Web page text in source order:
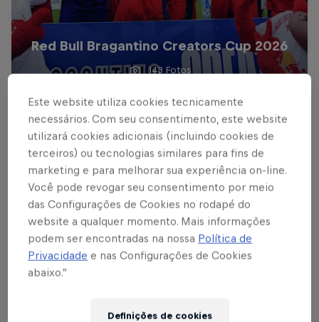
Red Bull Bragantino Creators Cup 2026
143 Fotos
Este website utiliza cookies tecnicamente
necessários. Com seu consentimento, este website
utilizará cookies adicionais (incluindo cookies de
terceiros) ou tecnologias similares para fins de
marketing e para melhorar sua experiência on-line.
Você pode revogar seu consentimento por meio
das Configurações de Cookies no rodapé do
website a qualquer momento. Mais informações
podem ser encontradas na nossa Política de
Privacidade e nas Configurações de Cookies
abaixo.”
Definições de cookies